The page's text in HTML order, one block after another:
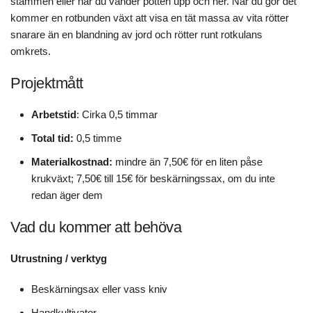
kommer en rotbunden växt att visa en tät massa av vita rötter
snarare än en blandning av jord och rötter runt rotkulans
omkrets.
Projektmått
Arbetstid: Cirka 0,5 timmar
Total tid: 0,5 timme
Materialkostnad: mindre än 7,50€ för en liten påse
krukväxt; 7,50€ till 15€ för beskärningssax, om du inte
redan äger dem
Vad du kommer att behöva
Utrustning / verktyg
Beskärningsax eller vass kniv